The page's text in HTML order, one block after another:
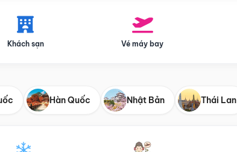
Khách sạn Vé máy bay
Hàn Quốc Nhật Bản Thái Lan